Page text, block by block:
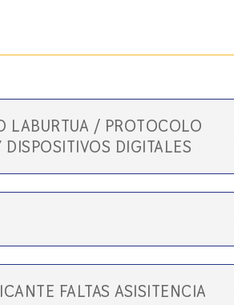
LABURTUA / PROTOCOLO
DIGITALES
FALTAS ASISITENCIA